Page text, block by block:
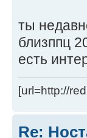
ты
близппц
есть
[url=http://
Re: